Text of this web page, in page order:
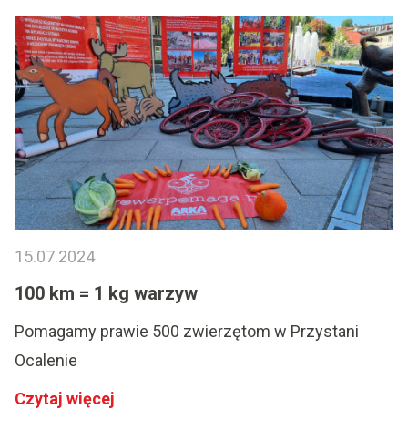
15.07.2024
100 km = 1 kg warzyw
Pomagamy prawie 500 zwierzętom w Przystani
Ocalenie
Czytaj więcej